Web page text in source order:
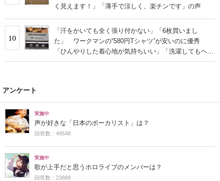
く見えます！」「薄手で涼しく、楽チンです」の声
10
「汗をかいても全く張り付かない」「6枚買いまし
た」 ワークマンの“580円Tシャツ”が安いのに優秀
「ひんやりした着心地が気持ちいい」「洗濯してもヘタ
らない」
アンケート
実施中
声が好きな「日本のボーカリスト」は？
回答数：49548
実施中
歌が上手だと思うホロライブのメンバーは？
回答数：23888